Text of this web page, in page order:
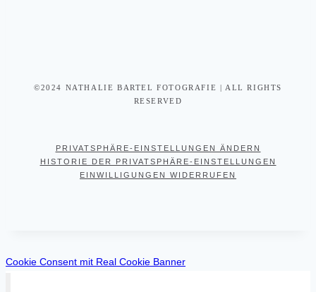
©2024 NATHALIE BARTEL FOTOGRAFIE | ALL RIGHTS
RESERVED
PRIVATSPHÄRE-EINSTELLUNGEN ÄNDERN
HISTORIE DER PRIVATSPHÄRE-EINSTELLUNGEN
EINWILLIGUNGEN WIDERRUFEN
Cookie Consent mit Real Cookie Banner